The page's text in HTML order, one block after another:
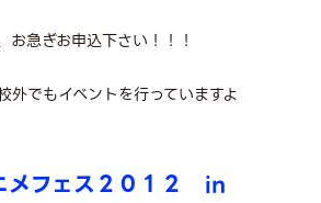
お急ぎお申込下さい！！！
外でもイベントを行っていますよ
メフェス２０１２ in